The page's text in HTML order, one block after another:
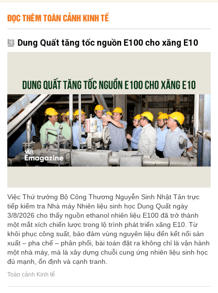
ĐỌC THÊM TOÀN CẢNH KINH TẾ
Dung Quất tăng tốc nguồn E100 cho xăng E10
Việc Thứ trưởng Bộ Công Thương Nguyễn Sinh Nhật Tân trực
tiếp kiểm tra Nhà máy Nhiên liệu sinh học Dung Quất ngày
3/8/2026 cho thấy nguồn ethanol nhiên liệu E100 đã trở thành
một mắt xích chiến lược trong lộ trình phát triển xăng E10. Từ
khôi phục công suất, bảo đảm vùng nguyên liệu đến kết nối sản
xuất – pha chế – phân phối, bài toán đặt ra không chỉ là vận hành
một nhà máy, mà là xây dựng chuỗi cung ứng nhiên liệu sinh học
đủ mạnh, ổn định và cạnh tranh.
Toàn cảnh Kinh tế